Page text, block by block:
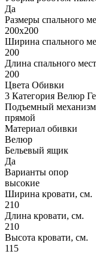
Да
Размеры спального
200х200
Ширина спального
200
Длина спального
200
Цвета Обивки
3 Категория Велюр
Подъемный механизм
прямой
Материал обивки
Велюр
Бельевый ящик
Да
Варианты опор
высокие
Ширина кровати, см.
210
Длина кровати, см.
210
Высота кровати, см.
115